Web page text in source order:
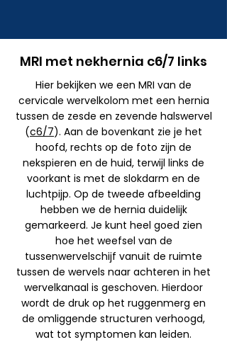
MRI met nekhernia c6/7 links
Hier bekijken we een MRI van de
cervicale wervelkolom met een hernia
tussen de zesde en zevende halswervel
(c6/7). Aan de bovenkant zie je het
hoofd, rechts op de foto zijn de
nekspieren en de huid, terwijl links de
voorkant is met de slokdarm en de
luchtpijp. Op de tweede afbeelding
hebben we de hernia duidelijk
gemarkeerd. Je kunt heel goed zien
hoe het weefsel van de
tussenwervelschijf vanuit de ruimte
tussen de wervels naar achteren in het
wervelkanaal is geschoven. Hierdoor
wordt de druk op het ruggenmerg en
de omliggende structuren verhoogd,
wat tot symptomen kan leiden.